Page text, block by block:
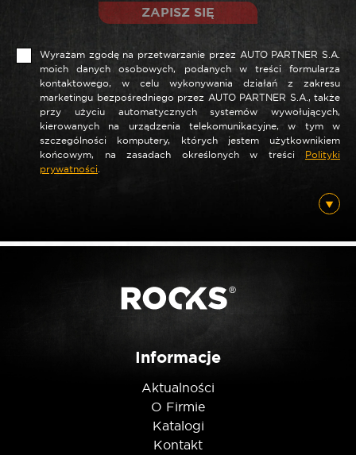
Nazwa *
E-mail*
ZAPISZ SIĘ
Wyrażam zgodę na przetwarzanie przez AUTO PARTNER S.A.
moich danych osobowych, podanych w treści formularza
kontaktowego, w celu wykonywania działań z zakresu
marketingu bezpośredniego przez AUTO PARTNER S.A., także
przy użyciu automatycznych systemów wywołujących,
kierowanych na urządzenia telekomunikacyjne, w tym w
szczególności komputery, których jestem użytkownikiem
końcowym, na zasadach określonych w treści Polityki
prywatności.
Informacje
Aktualności
O Firmie
Katalogi
Kontakt